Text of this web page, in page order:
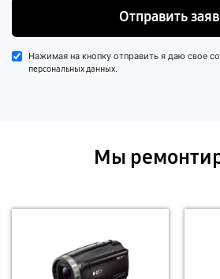
Отправить
Нажимая на кнопку отправить я даю свое
персональных данных.
Мы